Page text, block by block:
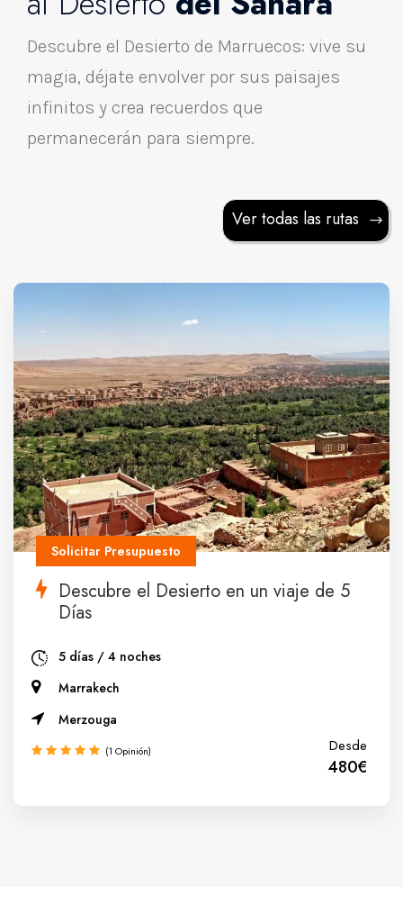
Descubre el Desierto de Marruecos: vive su
magia, déjate envolver por sus paisajes
infinitos y crea recuerdos que
permanecerán para siempre.
Ver todas las rutas
Solicitar Presupuesto
Descubre el Desierto en un viaje de 5
Días
Desde
480€
5 días / 4 noches
Marrakech
Merzouga
(1 Opinión)